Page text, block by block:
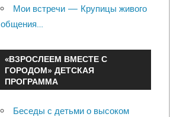
Мои встречи — Крупицы живого
общения…
«ВЗРОСЛЕЕМ ВМЕСТЕ С
ГОРОДОМ» ДЕТСКАЯ
ПРОГРАММА
Беседы с детьми о высоком